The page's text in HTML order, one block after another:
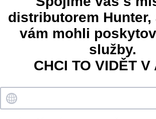
distributorem Hunter,
vám mohli
služby.
CHCI TO VIDĚT V